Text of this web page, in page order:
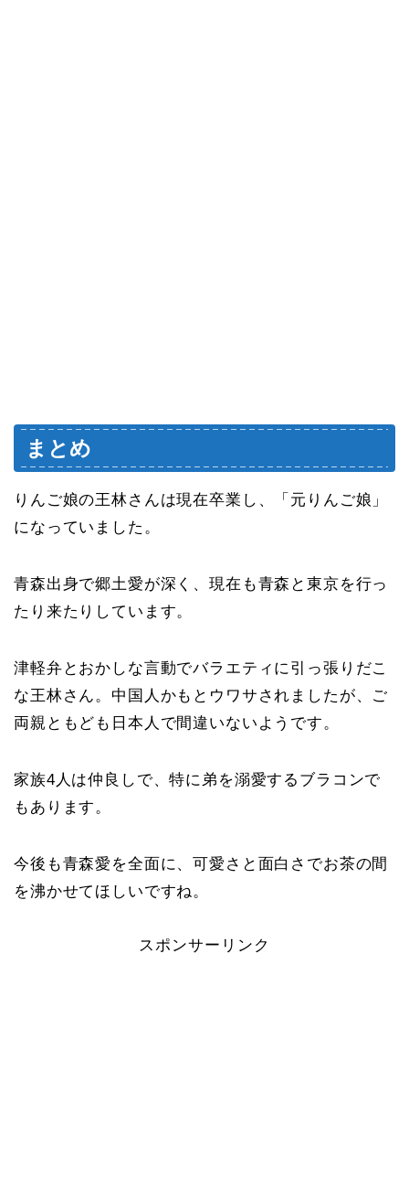
まとめ
りんご娘の王林さんは現在卒業し、「元りんご娘」
になっていました。
青森出身で郷土愛が深く、現在も青森と東京を行っ
たり来たりしています。
津軽弁とおかしな言動でバラエティに引っ張りだこ
な王林さん。中国人かもとウワサされましたが、ご
両親ともども日本人で間違いないようです。
家族4人は仲良しで、特に弟を溺愛するブラコンで
もあります。
今後も青森愛を全面に、可愛さと面白さでお茶の間
を沸かせてほしいですね。
スポンサーリンク